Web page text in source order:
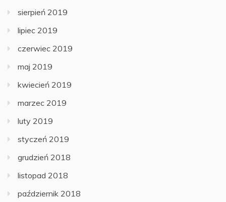
sierpień 2019
lipiec 2019
czerwiec 2019
maj 2019
kwiecień 2019
marzec 2019
luty 2019
styczeń 2019
grudzień 2018
listopad 2018
październik 2018